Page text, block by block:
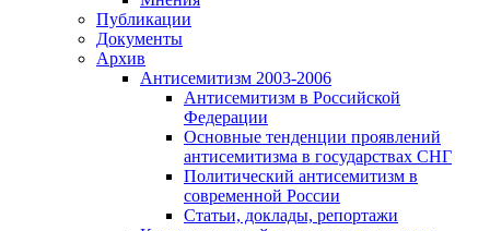
Публикации
Документы
Архив
Антисемитизм 2003-2006
Антисемитизм в Российской
Федерации
Основные тенденции проявлений
антисемитизма в государствах СНГ
Политический антисемитизм в
современной России
Статьи, доклады, репортажи